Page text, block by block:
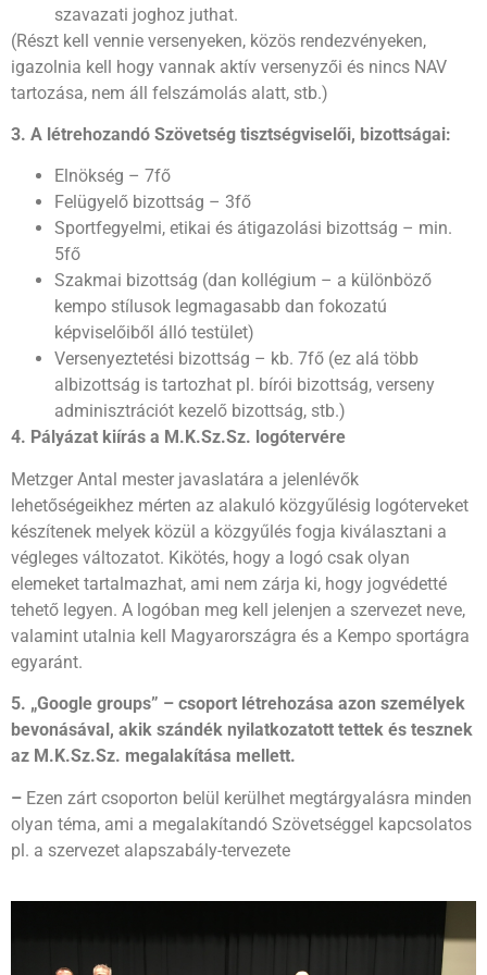
szavazati joghoz juthat.
(Részt kell vennie versenyeken, közös rendezvényeken,
igazolnia kell hogy vannak aktív versenyzői és nincs NAV
tartozása, nem áll felszámolás alatt, stb.)
3. A létrehozandó Szövetség tisztségviselői, bizottságai:
Elnökség – 7fő
Felügyelő bizottság – 3fő
Sportfegyelmi, etikai és átigazolási bizottság – min.
5fő
Szakmai bizottság (dan kollégium – a különböző
kempo stílusok legmagasabb dan fokozatú
képviselőiből álló testület)
Versenyeztetési bizottság – kb. 7fő (ez alá több
albizottság is tartozhat pl. bírói bizottság, verseny
adminisztrációt kezelő bizottság, stb.)
4. Pályázat kiírás a M.K.Sz.Sz. logótervére
Metzger Antal mester javaslatára a jelenlévők
lehetőségeikhez mérten az alakuló közgyűlésig logóterveket
készítenek melyek közül a közgyűlés fogja kiválasztani a
végleges változatot. Kikötés, hogy a logó csak olyan
elemeket tartalmazhat, ami nem zárja ki, hogy jogvédetté
tehető legyen. A logóban meg kell jelenjen a szervezet neve,
valamint utalnia kell Magyarországra és a Kempo sportágra
egyaránt.
5. „Google groups” – csoport létrehozása azon személyek
bevonásával, akik szándék nyilatkozatott tettek és tesznek
az M.K.Sz.Sz. megalakítása mellett.
– Ezen zárt csoporton belül kerülhet megtárgyalásra minden
olyan téma, ami a megalakítandó Szövetséggel kapcsolatos
pl. a szervezet alapszabály-tervezete